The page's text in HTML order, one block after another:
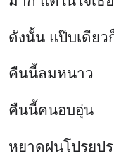
คืนนี้ลมหนาว
คืนนี้คนอบอุ่น
หยาดฝนโปรยป